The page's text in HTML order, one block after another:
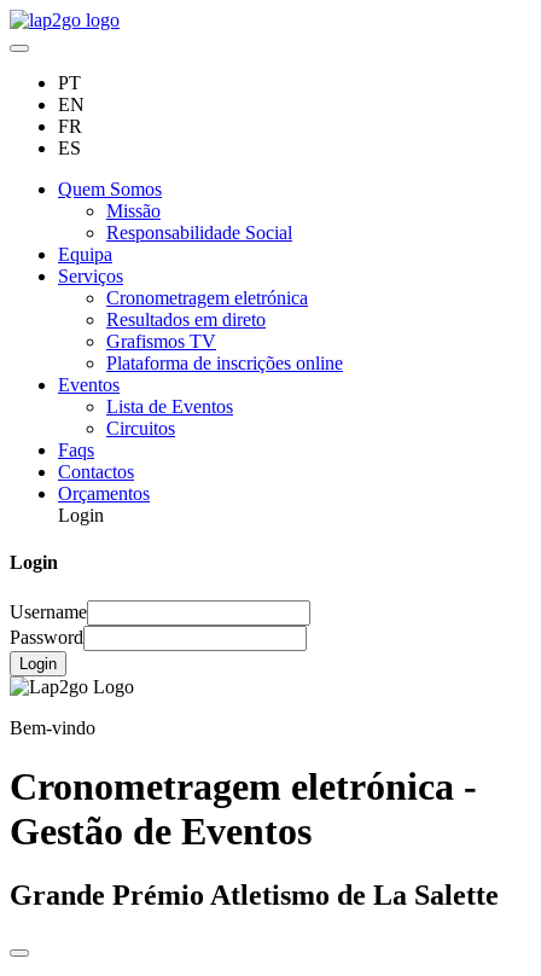
PT
EN
FR
ES
Quem Somos
Missão
Responsabilidade Social
Equipa
Serviços
Cronometragem eletrónica
Resultados em direto
Grafismos TV
Plataforma de inscrições online
Eventos
Lista de Eventos
Circuitos
Faqs
Contactos
Orçamentos
Login
Login
Username
Password
Login
Bem-vindo
Cronometragem eletrónica -
Gestão de Eventos
Grande Prémio Atletismo de La Salette